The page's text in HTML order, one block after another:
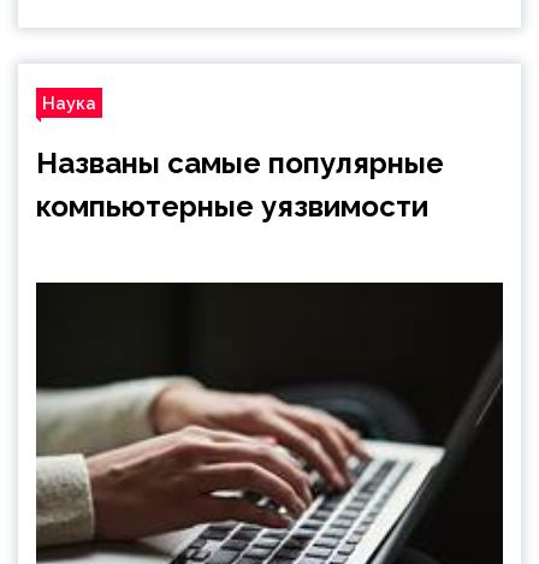
Наука
Названы самые популярные
компьютерные уязвимости